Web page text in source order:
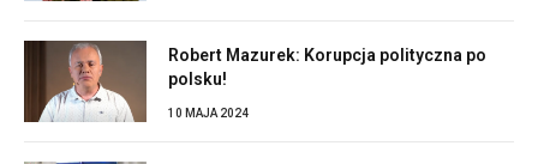
Robert Mazurek: Korupcja polityczna po
polsku!
10 MAJA 2024